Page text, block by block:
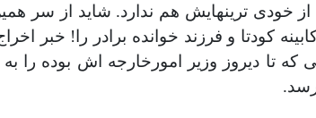
از خودی ترينهايش هم ندارد. شايد از سر
کودتا و فرزند خوانده برادر را! خبر
ديروز وزير امورخارجه اش بوده را به
.